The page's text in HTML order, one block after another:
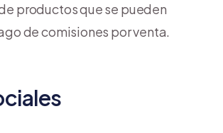
productos que se pueden
de comisiones por venta.